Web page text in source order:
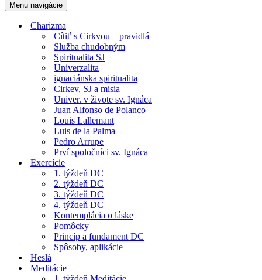
Menu navigácie
Charizma
Cítiť s Cirkvou – pravidlá
Služba chudobným
Spiritualita SJ
Univerzalita
ignaciánska spiritualita
Cirkev, SJ a misia
Univer. v živote sv. Ignáca
Juan Alfonso de Polanco
Louis Lallemant
Luis de la Palma
Pedro Arrupe
Prví spoločníci sv. Ignáca
Exercície
1. týždeň DC
2. týždeň DC
3. týždeň DC
4. týždeň DC
Kontemplácia o láske
Pomôcky
Princíp a fundament DC
Spôsoby, aplikácie
Heslá
Meditácie